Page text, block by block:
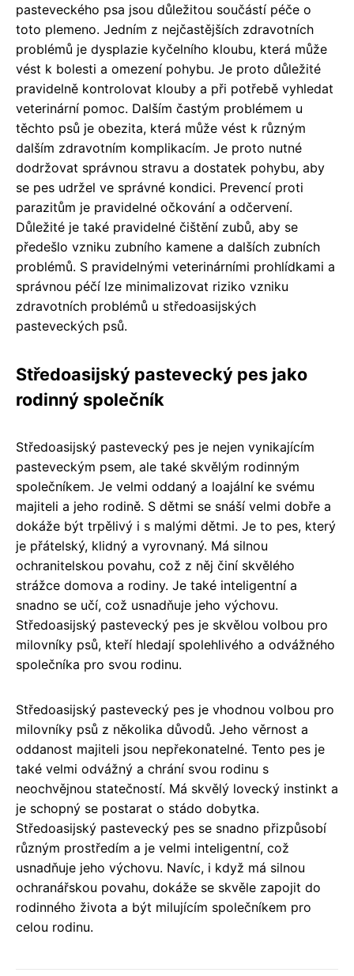
pasteveckého psa jsou důležitou součástí péče o
toto plemeno. Jedním z nejčastějších zdravotních
problémů je dysplazie kyčelního kloubu, která může
vést k bolesti a omezení pohybu. Je proto důležité
pravidelně kontrolovat klouby a při potřebě vyhledat
veterinární pomoc. Dalším častým problémem u
těchto psů je obezita, která může vést k různým
dalším zdravotním komplikacím. Je proto nutné
dodržovat správnou stravu a dostatek pohybu, aby
se pes udržel ve správné kondici. Prevencí proti
parazitům je pravidelné očkování a odčervení.
Důležité je také pravidelné čištění zubů, aby se
předešlo vzniku zubního kamene a dalších zubních
problémů. S pravidelnými veterinárními prohlídkami a
správnou péčí lze minimalizovat riziko vzniku
zdravotních problémů u středoasijských
pasteveckých psů.
Středoasijský pastevecký pes jako
rodinný společník
Středoasijský pastevecký pes je nejen vynikajícím
pasteveckým psem, ale také skvělým rodinným
společníkem. Je velmi oddaný a loajální ke svému
majiteli a jeho rodině. S dětmi se snáší velmi dobře a
dokáže být trpělivý i s malými dětmi. Je to pes, který
je přátelský, klidný a vyrovnaný. Má silnou
ochranitelskou povahu, což z něj činí skvělého
strážce domova a rodiny. Je také inteligentní a
snadno se učí, což usnadňuje jeho výchovu.
Středoasijský pastevecký pes je skvělou volbou pro
milovníky psů, kteří hledají spolehlivého a odvážného
společníka pro svou rodinu.
Středoasijský pastevecký pes je vhodnou volbou pro
milovníky psů z několika důvodů. Jeho věrnost a
oddanost majiteli jsou nepřekonatelné. Tento pes je
také velmi odvážný a chrání svou rodinu s
neochvějnou statečností. Má skvělý lovecký instinkt a
je schopný se postarat o stádo dobytka.
Středoasijský pastevecký pes se snadno přizpůsobí
různým prostředím a je velmi inteligentní, což
usnadňuje jeho výchovu. Navíc, i když má silnou
ochranářskou povahu, dokáže se skvěle zapojit do
rodinného života a být milujícím společníkem pro
celou rodinu.